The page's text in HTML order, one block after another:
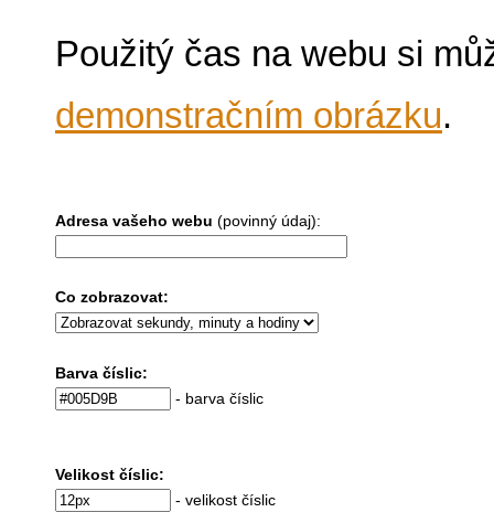
Použitý čas na webu si
demonstračním obrázku.
Adresa vašeho webu (povinný údaj):
Co zobrazovat:
Barva číslic:
- barva číslic
Velikost číslic:
- velikost číslic